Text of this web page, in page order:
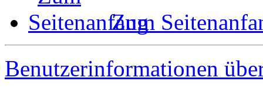
Zum
Benutzerinformationen